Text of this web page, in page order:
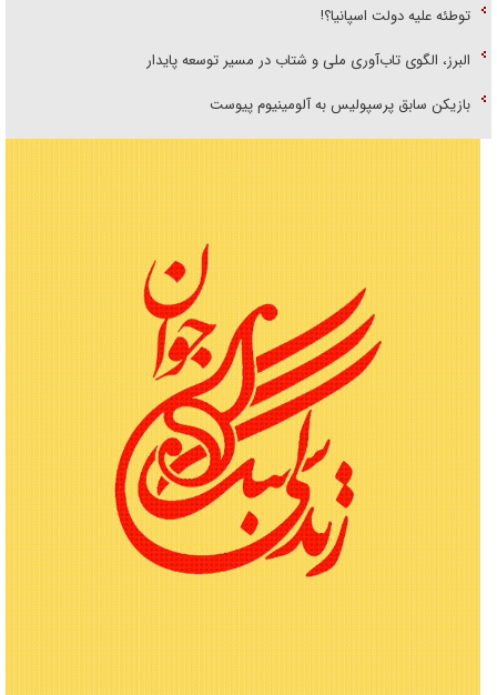
توطئه علیه دولت اسپانیا؟!
البرز، الگوی تاب‌آوری ملی و شتاب در مسیر توسعه پایدار
بازیکن سابق پرسپولیس به آلومینیوم پیوست